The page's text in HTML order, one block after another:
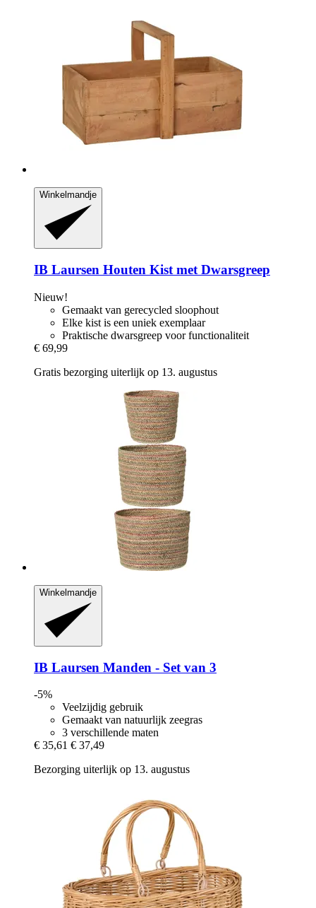
Winkelmandje
IB Laursen Houten Kist met Dwarsgreep
Nieuw!
Gemaakt van gerecycled sloophout
Elke kist is een uniek exemplaar
Praktische dwarsgreep voor functionaliteit
€ 69,99
Gratis bezorging uiterlijk op 13. augustus
Winkelmandje
IB Laursen Manden -​ Set van 3
-5%
Veelzijdig gebruik
Gemaakt van natuurlijk zeegras
3 verschillende maten
€ 35,61 € 37,49
Bezorging uiterlijk op 13. augustus